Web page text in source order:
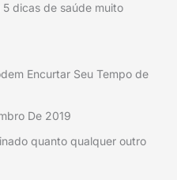
dicas de saúde muito
Encurtar Seu Tempo de
De 2019
quanto qualquer outro